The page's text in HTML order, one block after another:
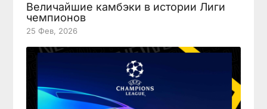
Величайшие камбэки в истории Лиги
чемпионов
25 Фев, 2026